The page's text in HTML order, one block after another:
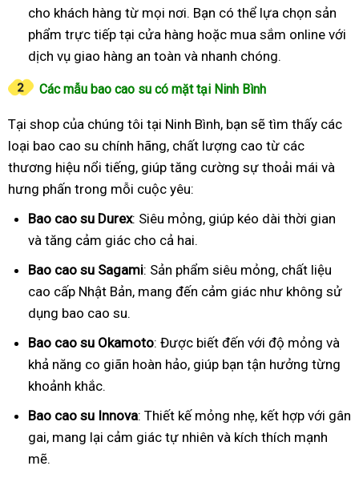
cho khách hàng từ mọi nơi. Bạn có thể lựa chọn sản
phẩm trực tiếp tại cửa hàng hoặc mua sắm online với
dịch vụ giao hàng an toàn và nhanh chóng.
Các mẫu bao cao su có mặt tại Ninh Bình
Tại shop của chúng tôi tại Ninh Bình, bạn sẽ tìm thấy các
loại bao cao su chính hãng, chất lượng cao từ các
thương hiệu nổi tiếng, giúp tăng cường sự thoải mái và
hưng phấn trong mỗi cuộc yêu:
Bao cao su Durex: Siêu mỏng, giúp kéo dài thời gian
và tăng cảm giác cho cả hai.
Bao cao su Sagami: Sản phẩm siêu mỏng, chất liệu
cao cấp Nhật Bản, mang đến cảm giác như không sử
dụng bao cao su.
Bao cao su Okamoto: Được biết đến với độ mỏng và
khả năng co giãn hoàn hảo, giúp bạn tận hưởng từng
khoảnh khắc.
Bao cao su Innova: Thiết kế mỏng nhẹ, kết hợp với gân
gai, mang lại cảm giác tự nhiên và kích thích mạnh
mẽ.